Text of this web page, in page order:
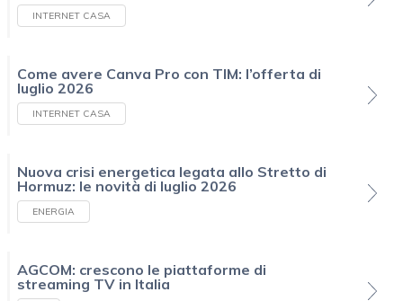
INTERNET CASA
Come avere Canva Pro con TIM: l’offerta di
luglio 2026
INTERNET CASA
Nuova crisi energetica legata allo Stretto di
Hormuz: le novità di luglio 2026
ENERGIA
AGCOM: crescono le piattaforme di
streaming TV in Italia